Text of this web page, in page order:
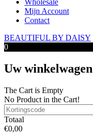
Wholesale
Mijn Account
Contact
BEAUTIFUL BY DAISY
0
Uw winkelwagen
The Cart is Empty
No Product in the Cart!
Totaal
€0,00